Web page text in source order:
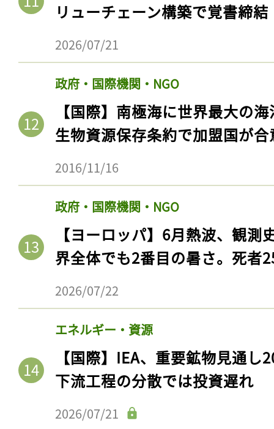
リューチェーン構築で覚書締結
2026/07/21
政府・国際機関・NGO
【国際】南極海に世界最大の
生物資源保存条約で加盟国が合
2016/11/16
政府・国際機関・NGO
【ヨーロッパ】6月熱波、観
界全体でも2番目の暑さ。死者
2026/07/22
エネルギー・資源
【国際】IEA、重要鉱物見通
下流工程の分散では投資遅れ
2026/07/21